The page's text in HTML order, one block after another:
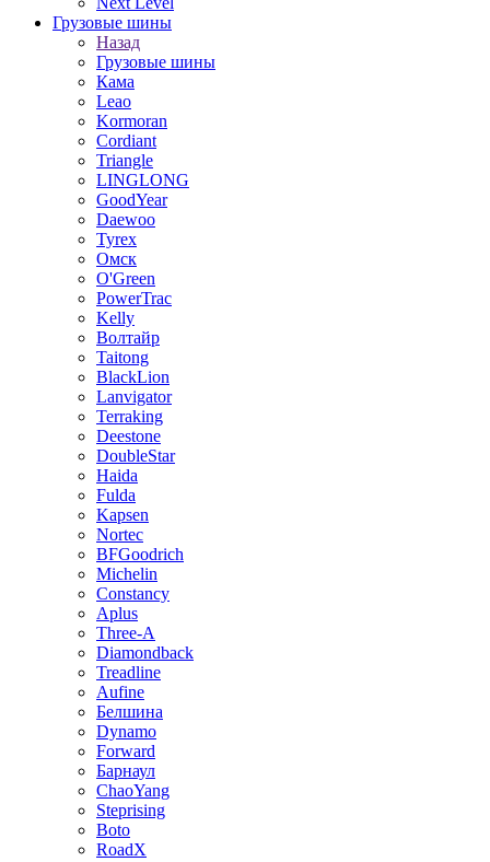
Грузовые шины
Назад
Грузовые шины
Кама
Leao
Kormoran
Cordiant
Triangle
LINGLONG
GoodYear
Daewoo
Tyrex
Омск
O'Green
PowerTrac
Kelly
Волтайр
Taitong
BlackLion
Lanvigator
Terraking
Deestone
DoubleStar
Haida
Fulda
Kapsen
Nortec
BFGoodrich
Michelin
Constancy
Aplus
Three-A
Diamondback
Treadline
Aufine
Белшина
Dynamo
Forward
Барнаул
ChaoYang
Steprising
Boto
RoadX